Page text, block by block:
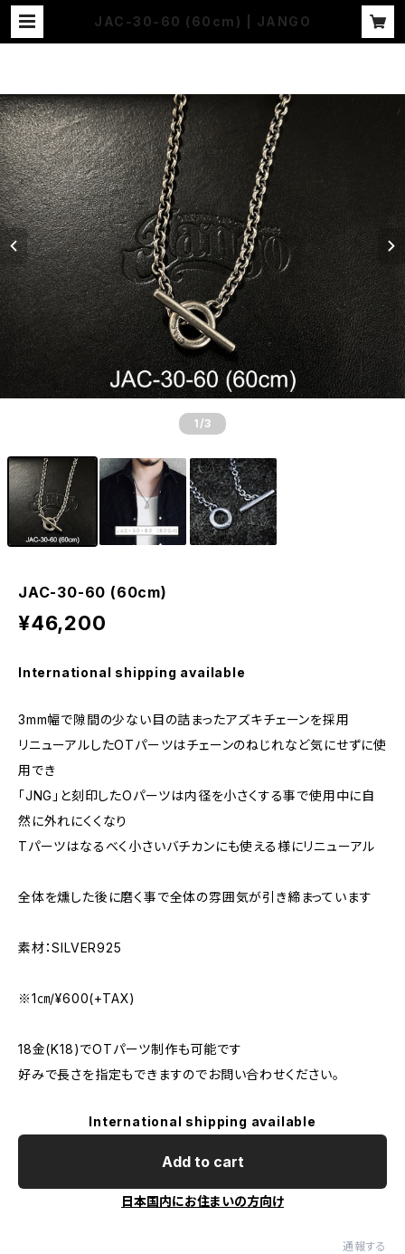
JAC-30-60 (60cm) | JANGO
1 /3
JAC-30-60 (60cm)
¥46,200
International shipping available
3mm幅で隙間の少ない目の詰まったアズキチェーンを採用
リニューアルしたOTパーツはチェーンのねじれなど気にせずに使
用でき
「JNG」と刻印したOパーツは内径を小さくする事で使用中に自
然に外れにくくなり
Tパーツはなるべく小さいバチカンにも使える様にリニューアル
全体を燻した後に磨く事で全体の雰囲気が引き締まっています
素材：SILVER925
※1㎝/¥600(+TAX)
18金(K18)でOTパーツ制作も可能です
好みで長さを指定もできますのでお問い合わせください。
International shipping available
Add to cart
日本国内にお住まいの方向け
通報する